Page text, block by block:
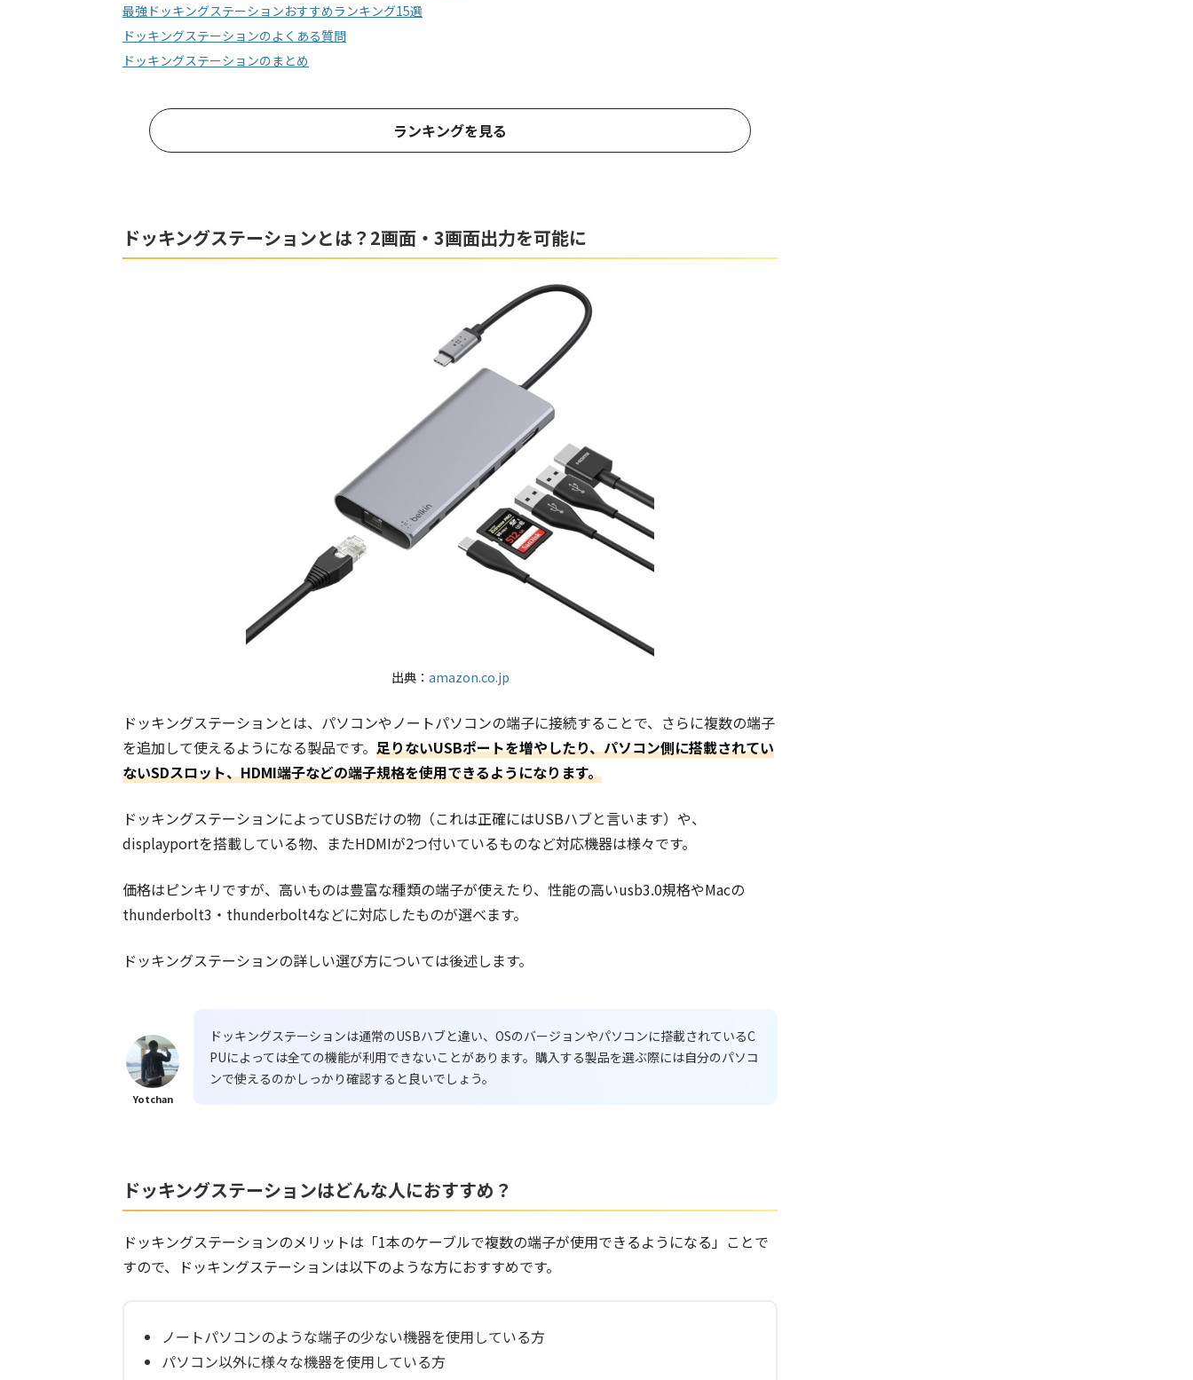
最強ドッキングステーションおすすめランキング15選
ドッキングステーションのよくある質問
ドッキングステーションのまとめ
ランキングを見る
ドッキングステーションとは？2画面・3画面出力を可能に
出典： amazon.co.jp
ドッキングステーションとは、パソコンやノートパソコンの端子に接続することで、さらに複数の端子
を追加して使えるようになる製品です。 足りないUSBポートを増やしたり、パソコン側に搭載されてい
ないSDスロット、HDMI端子などの端子規格を使用できるようになります。
ドッキングステーションによってUSBだけの物（これは正確にはUSBハブと言います）や、
displayportを搭載している物、またHDMIが2つ付いているものなど対応機器は様々です。
価格はピンキリですが、高いものは豊富な種類の端子が使えたり、性能の高いusb3.0規格やMacの
thunderbolt3・thunderbolt4などに対応したものが選べます。
ドッキングステーションの詳しい選び方については後述します。
Yotchan
ドッキングステーションは通常のUSBハブと違い、OSのバージョンやパソコンに搭載されているC
PUによっては全ての機能が利用できないことがあります。購入する製品を選ぶ際には自分のパソコ
ンで使えるのかしっかり確認すると良いでしょう。
ドッキングステーションはどんな人におすすめ？
ドッキングステーションのメリットは「1本のケーブルで複数の端子が使用できるようになる」ことで
すので、ドッキングステーションは以下のような方におすすめです。
ノートパソコンのような端子の少ない機器を使用している方
パソコン以外に様々な機器を使用している方